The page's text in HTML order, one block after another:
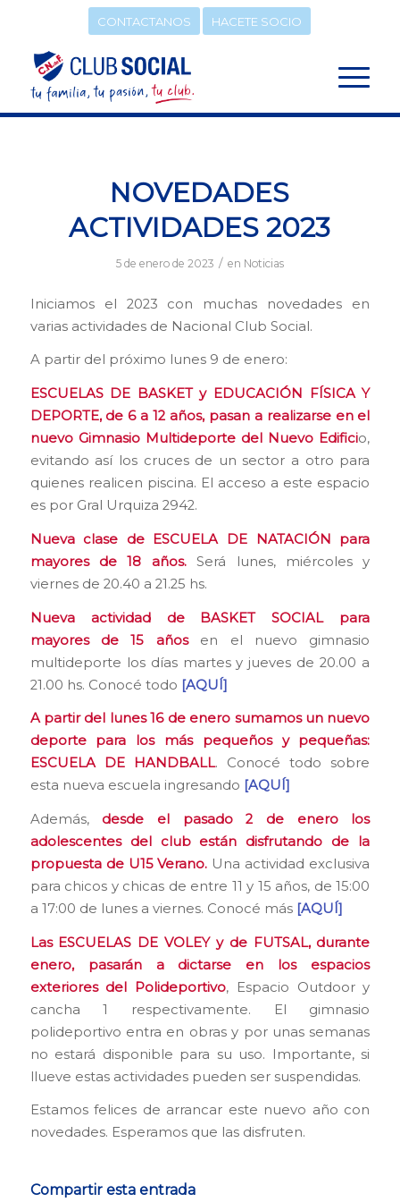
CONTACTANOS HACETE SOCIO
NOVEDADES
ACTIVIDADES 2023
5 de enero de 2023 / en Noticias
Iniciamos el 2023 con muchas novedades en
varias actividades de Nacional Club Social.
A partir del próximo lunes 9 de enero:
ESCUELAS DE BASKET y EDUCACIÓN FÍSICA Y
DEPORTE, de 6 a 12 años, pasan a realizarse en el
nuevo Gimnasio Multideporte del Nuevo Edificio,
evitando así los cruces de un sector a otro para
quienes realicen piscina. El acceso a este espacio
es por Gral Urquiza 2942.
Nueva clase de ESCUELA DE NATACIÓN para
mayores de 18 años.Será lunes, miércoles y
viernes de 20.40 a 21.25 hs.
Nueva actividad de BASKET SOCIAL para
mayores de 15 años en el nuevo gimnasio
multideporte los días martes y jueves de 20.00 a
21.00 hs. Conocé todo [AQUÍ]
A partir del lunes 16 de enero sumamos un nuevo
deporte para los más pequeños y pequeñas:
ESCUELA DE HANDBALL. Conocé todo sobre
esta nueva escuela ingresando [AQUÍ]
Además, desde el pasado 2 de enero los
adolescentes del club están disfrutando de la
propuesta de U15 Verano. Una actividad exclusiva
para chicos y chicas de entre 11 y 15 años, de 15:00
a 17:00 de lunes a viernes. Conocé más [AQUÍ]
Las ESCUELAS DE VOLEY y de FUTSAL, durante
enero, pasarán a dictarse en los espacios
exteriores del Polideportivo, Espacio Outdoor y
cancha 1 respectivamente. El gimnasio
polideportivo entra en obras y por unas semanas
no estará disponible para su uso. Importante, si
llueve estas actividades pueden ser suspendidas.
Estamos felices de arrancar este nuevo año con
novedades. Esperamos que las disfruten.
Compartir esta entrada